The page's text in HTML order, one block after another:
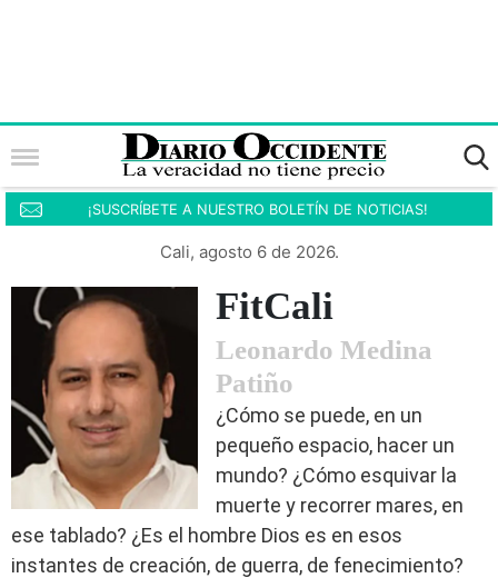
¡SUSCRÍBETE A NUESTRO BOLETÍN DE NOTICIAS!
Cali, agosto 6 de 2026.
FitCali
Leonardo Medina
Patiño
¿Cómo se puede, en un
pequeño espacio, hacer un
mundo? ¿Cómo esquivar la
muerte y recorrer mares, en
ese tablado? ¿Es el hombre Dios es en esos
instantes de creación, de guerra, de fenecimiento?